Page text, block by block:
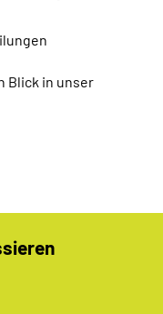
Blick in unser